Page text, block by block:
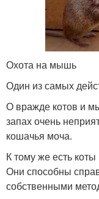
Охота на мышь
Один из самых
О вражде котов и
запах очень
кошачья моча.
К тому же есть
Они способны
собственными